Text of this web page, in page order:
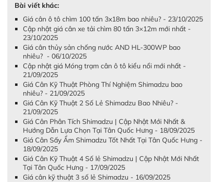
Bài viết khác:
Giá cân ô tô chìm 100 tấn 3x18m bao nhiêu? - 23/10/2025
Cập nhật giá cân xe tải chìm 80 tấn 3×12m mới nhất -
23/10/2025
Giá cân thủy sản chống nước AND HL-300WP bao
nhiêu? - 06/10/2025
Cập nhật giá Móng trạm cân ô tô kiểu nổi mới nhất -
21/09/2025
Giá Cân Kỹ Thuật Phòng Thí Nghiệm Shimadzu bao
nhiêu? - 21/09/2025
​​​​​​​Giá Cân Kỹ Thuật 2 Số Lẻ Shimadzu Bao Nhiêu? -
21/09/2025
Giá Cân Phân Tích Shimadzu | Cập Nhật Mới Nhất &
Hướng Dẫn Lựa Chọn Tại Tân Quốc Hưng - 18/09/2025
Giá Cân Sấy Ẩm Shimadzu Tốt Nhất Tại Tân Quốc Hưng -
18/09/2025
Giá Cân Kỹ Thuật 4 Số lẻ Shimadzu | Cập Nhật Mới Nhất
Tại Tân Quốc Hưng - 17/09/2025
Giá cân kỹ thuật 3 số lẻ Shimadzu - 16/09/2025